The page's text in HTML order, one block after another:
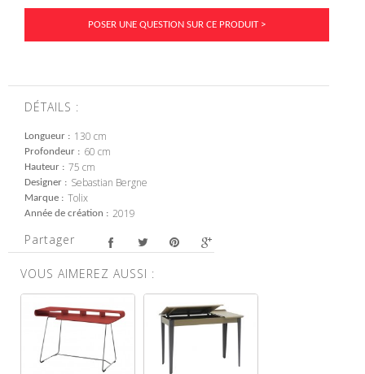
POSER UNE QUESTION SUR CE PRODUIT >
DÉTAILS :
Longueur 130 cm
Profondeur 60 cm
Hauteur 75 cm
Designer Sebastian Bergne
Marque Tolix
Année de création 2019
Partager
VOUS AIMEREZ AUSSI :